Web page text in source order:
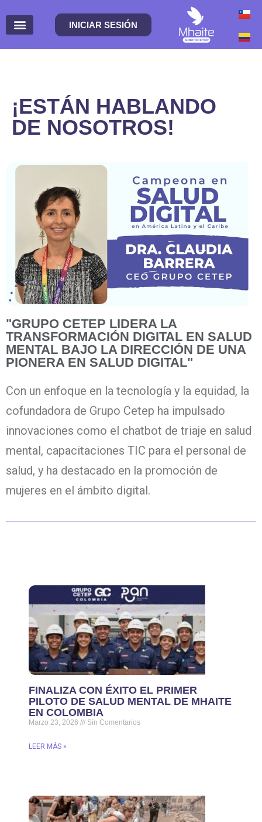
INICIAR SESIÓN
¡ESTÁN HABLANDO
DE NOSOTROS!
"GRUPO CETEP LIDERA LA
TRANSFORMACIÓN DIGITAL EN SALUD
MENTAL BAJO LA DIRECCIÓN DE UNA
PIONERA EN SALUD DIGITAL"
Con un enfoque en la tecnología y la equidad, la
cofundadora de Grupo Cetep ha impulsado
innovaciones como el chatbot de triaje en salud
mental, capacitaciones TIC para el personal de
salud, y ha destacado en la promoción de
mujeres en el ámbito digital.
FINALIZA CON ÉXITO EL PRIMER
PILOTO DE SALUD MENTAL DE MHAITE
EN COLOMBIA
Marzo 23, 2026 Sin Comentarios
LEER MÁS »